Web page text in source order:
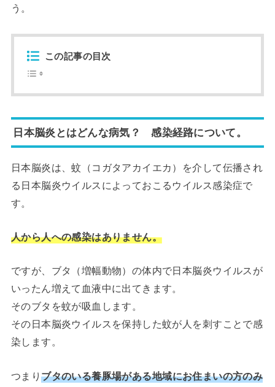
う。
この記事の目次
日本脳炎とはどんな病気？ 感染経路について。
日本脳炎は、蚊（コガタアカイエカ）を介して伝播され
る日本脳炎ウイルスによっておこるウイルス感染症で
す。
人から人への感染はありません。
ですが、ブタ（増幅動物）の体内で日本脳炎ウイルスが
いったん増えて血液中に出てきます。
そのブタを蚊が吸血します。
その日本脳炎ウイルスを保持した蚊が人を刺すことで感
染します。
つまりブタのいる養豚場がある地域にお住まいの方のみ